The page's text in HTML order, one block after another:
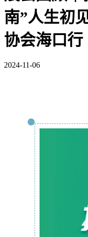
南”人生初
协会海口行
2024-11-06